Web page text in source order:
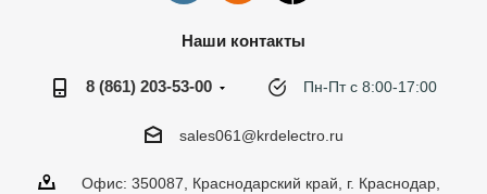
Наши контакты
8 (861) 203-53-00 Пн-Пт с 8:00-17:00
sales061@krdelectro.ru
Офис: 350087, Краснодарский край, г. Краснодар,